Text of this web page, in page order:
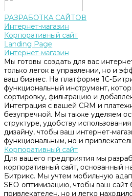
РАЗРАБОТКА САЙТОВ
Интернет-магазин
Корпоративный сайт
Landing Page
Интернет-магазин
Мы готовы создать для вас
только легок в управлении, но и
ваш бизнес. На платформе 1С-
функциональный инструмент,
сортировку, фильтрацию и
Интеграция с вашей CRM и
безупречной. Мы также уделяем
структуре, удобству
дизайну, чтобы ваш интернет-
функциональным, но и
Корпоративный сайт
Для вашего предприятия мы
корпоративный сайт, основанный
Битрикс. Мы учтем мобильную
SEO-оптимизацию, чтобы ваш сайт
привлекателен, но и легко